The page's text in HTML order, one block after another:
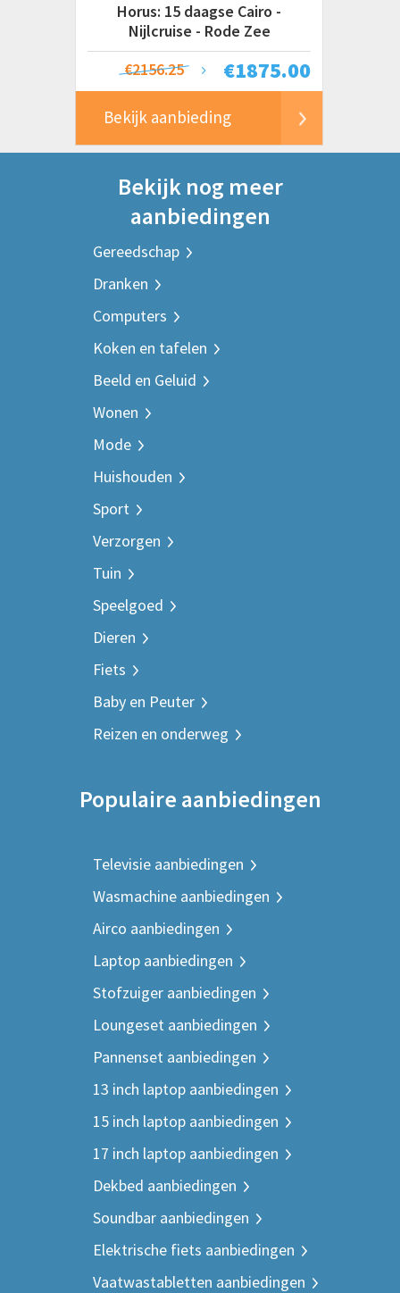
Horus: 15 daagse Cairo -
Nijlcruise - Rode Zee
€1875.00
€2156.25
Bekijk aanbieding
Bekijk nog meer
aanbiedingen
Gereedschap
Dranken
Computers
Koken en tafelen
Beeld en Geluid
Wonen
Mode
Huishouden
Sport
Verzorgen
Tuin
Speelgoed
Dieren
Fiets
Baby en Peuter
Reizen en onderweg
Populaire aanbiedingen
Televisie aanbiedingen
Wasmachine aanbiedingen
Airco aanbiedingen
Laptop aanbiedingen
Stofzuiger aanbiedingen
Loungeset aanbiedingen
Pannenset aanbiedingen
13 inch laptop aanbiedingen
15 inch laptop aanbiedingen
17 inch laptop aanbiedingen
Dekbed aanbiedingen
Soundbar aanbiedingen
Elektrische fiets aanbiedingen
Vaatwastabletten aanbiedingen